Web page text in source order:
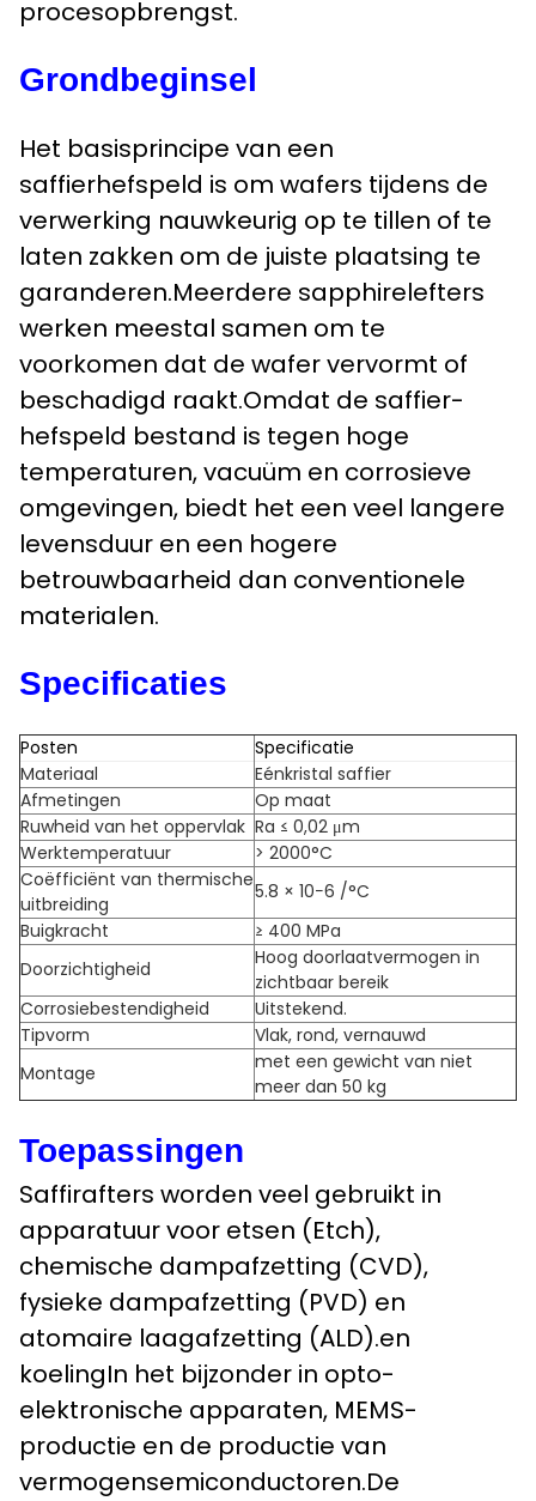
procesopbrengst.
Grondbeginsel
Het basisprincipe van een
saffierhefspeld is om wafers tijdens de
verwerking nauwkeurig op te tillen of te
laten zakken om de juiste plaatsing te
garanderen.Meerdere sapphirelefters
werken meestal samen om te
voorkomen dat de wafer vervormt of
beschadigd raakt.Omdat de saffier-
hefspeld bestand is tegen hoge
temperaturen, vacuüm en corrosieve
omgevingen, biedt het een veel langere
levensduur en een hogere
betrouwbaarheid dan conventionele
materialen.
Specificaties
Posten
Specificatie
Materiaal
Eénkristal saffier
Afmetingen
Op maat
Ruwheid van het oppervlak Ra ≤ 0,02 μm
Werktemperatuur
> 2000°C
Coëfficiënt van thermische
uitbreiding
5.8 × 10−6 /°C
Buigkracht
≥ 400 MPa
Doorzichtigheid
Hoog doorlaatvermogen in
zichtbaar bereik
Corrosiebestendigheid
Uitstekend.
Tipvorm
Vlak, rond, vernauwd
Montage
met een gewicht van niet
meer dan 50 kg
Toepassingen
Saffirafters worden veel gebruikt in
apparatuur voor etsen (Etch),
chemische dampafzetting (CVD),
fysieke dampafzetting (PVD) en
atomaire laagafzetting (ALD).en
koelingIn het bijzonder in opto-
elektronische apparaten, MEMS-
productie en de productie van
vermogensemiconductoren.De